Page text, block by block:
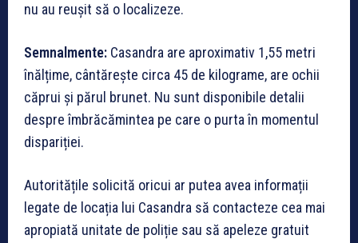
nu au reușit să o localizeze.
Semnalmente: Casandra are aproximativ 1,55 metri
înălțime, cântărește circa 45 de kilograme, are ochii
căprui și părul brunet. Nu sunt disponibile detalii
despre îmbrăcămintea pe care o purta în momentul
dispariției.
Autoritățile solicită oricui ar putea avea informații
legate de locația lui Casandra să contacteze cea mai
apropiată unitate de poliție sau să apeleze gratuit